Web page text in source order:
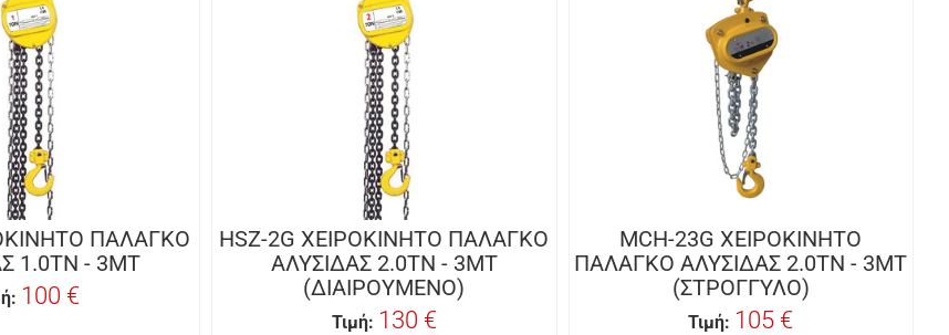
ΠΑΛΑΓΚΟ
1.0TN - 3MT
100 €
HSZ-2G ΧΕΙΡΟΚΙΝΗΤΟ ΠΑΛΑΓΚΟ
ΑΛΥΣΙΔΑΣ 2.0TN - 3MT
(ΔΙΑΙΡΟΥΜΕΝΟ)
Τιμή: 130 €
MCH-23G ΧΕΙΡΟΚΙΝΗΤΟ
ΠΑΛΑΓΚΟ ΑΛΥΣΙΔΑΣ 2.0TN - 3MT
(ΣΤΡΟΓΓΥΛΟ)
Τιμή: 105 €